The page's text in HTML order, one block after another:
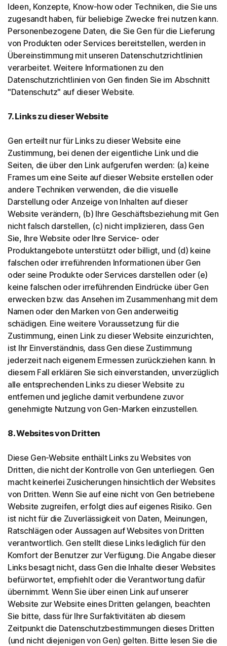
Ideen, Konzepte, Know-how oder Techniken, die Sie uns
zugesandt haben, für beliebige Zwecke frei nutzen kann.
Personenbezogene Daten, die Sie Gen für die Lieferung
von Produkten oder Services bereitstellen, werden in
Übereinstimmung mit unseren Datenschutzrichtlinien
verarbeitet. Weitere Informationen zu den
Datenschutzrichtlinien von Gen finden Sie im Abschnitt
"Datenschutz" auf dieser Website.
7. Links zu dieser Website
Gen erteilt nur für Links zu dieser Website eine
Zustimmung, bei denen der eigentliche Link und die
Seiten, die über den Link aufgerufen werden: (a) keine
Frames um eine Seite auf dieser Website erstellen oder
andere Techniken verwenden, die die visuelle
Darstellung oder Anzeige von Inhalten auf dieser
Website verändern, (b) Ihre Geschäftsbeziehung mit Gen
nicht falsch darstellen, (c) nicht implizieren, dass Gen
Sie, Ihre Website oder Ihre Service- oder
Produktangebote unterstützt oder billigt, und (d) keine
falschen oder irreführenden Informationen über Gen
oder seine Produkte oder Services darstellen oder (e)
keine falschen oder irreführenden Eindrücke über Gen
erwecken bzw. das Ansehen im Zusammenhang mit dem
Namen oder den Marken von Gen anderweitig
schädigen. Eine weitere Voraussetzung für die
Zustimmung, einen Link zu dieser Website einzurichten,
ist Ihr Einverständnis, dass Gen diese Zustimmung
jederzeit nach eigenem Ermessen zurückziehen kann. In
diesem Fall erklären Sie sich einverstanden, unverzüglich
alle entsprechenden Links zu dieser Website zu
entfernen und jegliche damit verbundene zuvor
genehmigte Nutzung von Gen-Marken einzustellen.
8. Websites von Dritten
Diese Gen-Website enthält Links zu Websites von
Dritten, die nicht der Kontrolle von Gen unterliegen. Gen
macht keinerlei Zusicherungen hinsichtlich der Websites
von Dritten. Wenn Sie auf eine nicht von Gen betriebene
Website zugreifen, erfolgt dies auf eigenes Risiko. Gen
ist nicht für die Zuverlässigkeit von Daten, Meinungen,
Ratschlägen oder Aussagen auf Websites von Dritten
verantwortlich. Gen stellt diese Links lediglich für den
Komfort der Benutzer zur Verfügung. Die Angabe dieser
Links besagt nicht, dass Gen die Inhalte dieser Websites
befürwortet, empfiehlt oder die Verantwortung dafür
übernimmt. Wenn Sie über einen Link auf unserer
Website zur Website eines Dritten gelangen, beachten
Sie bitte, dass für Ihre Surfaktivitäten ab diesem
Zeitpunkt die Datenschutzbestimmungen dieses Dritten
(und nicht diejenigen von Gen) gelten. Bitte lesen Sie die